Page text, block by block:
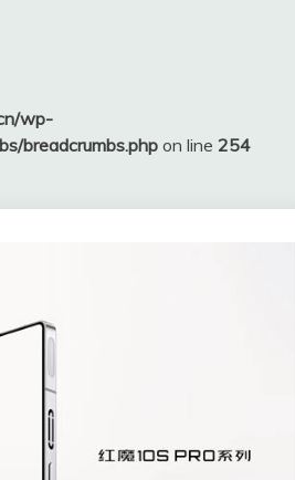
wp-
breadcrumbs.php on line 254